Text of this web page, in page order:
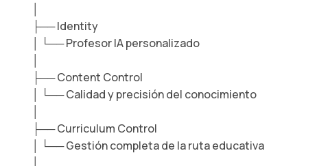
├── Identity
│ └── Profesor IA personalizado
├── Content Control
│ └── Calidad y precisión del conocimiento
├── Curriculum Control
│ └── Gestión completa de la ruta educativa